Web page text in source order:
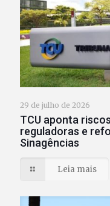
29 de julho de 2026
TCU aponta
reguladoras e
Sinagências
Leia mais